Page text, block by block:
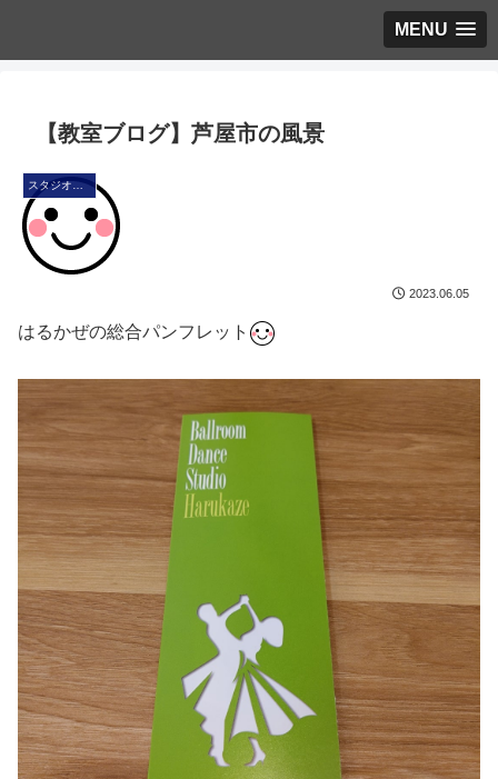
MENU
【教室ブログ】芦屋市の風景
スタジオ・ブログ
2023.06.05
はるかぜの総合パンフレット